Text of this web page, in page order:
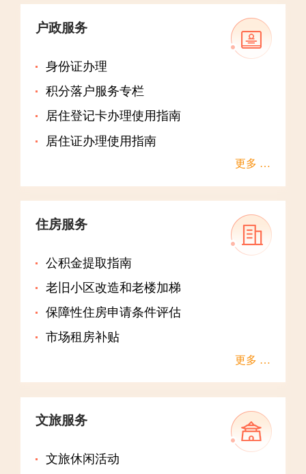
户政服务
身份证办理
积分落户服务专栏
居住登记卡办理使用指南
居住证办理使用指南
更多 …
住房服务
公积金提取指南
老旧小区改造和老楼加梯
保障性住房申请条件评估
市场租房补贴
更多 …
文旅服务
文旅休闲活动